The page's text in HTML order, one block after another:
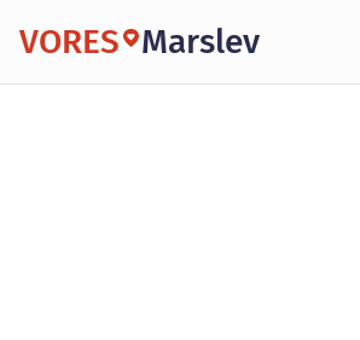
VORES Marslev